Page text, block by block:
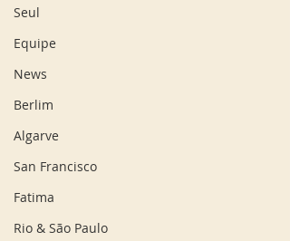
Seul
Equipe
News
Berlim
Algarve
San Francisco
Fatima
Rio & São Paulo